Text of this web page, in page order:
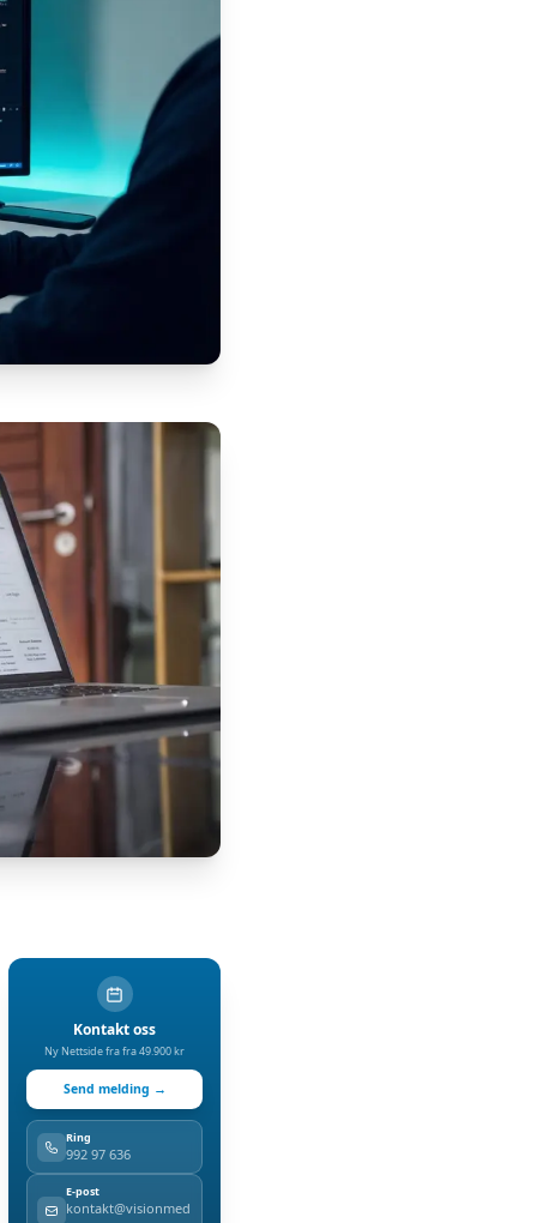
Kontakt oss
Ny Nettsidefrafra 49.900 kr
Send melding →
Ring
992 97 636
E-post
kontakt@visionmed